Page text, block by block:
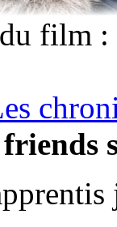
film